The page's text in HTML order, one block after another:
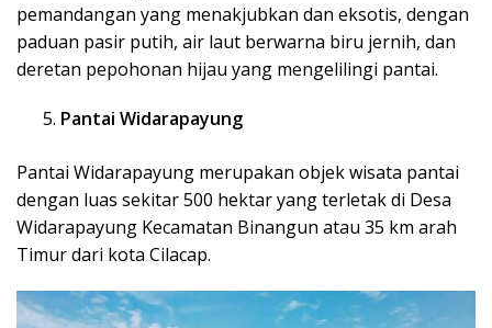
pemandangan yang menakjubkan dan eksotis, dengan
paduan pasir putih, air laut berwarna biru jernih, dan
deretan pepohonan hijau yang mengelilingi pantai.
Pantai Widarapayung
Pantai Widarapayung merupakan objek wisata pantai
dengan luas sekitar 500 hektar yang terletak di Desa
Widarapayung Kecamatan Binangun atau 35 km arah
Timur dari kota Cilacap.